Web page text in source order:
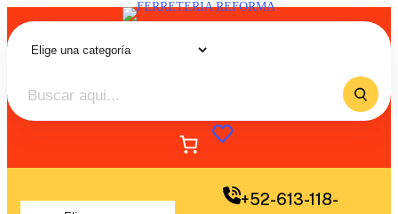
+52-613-118-